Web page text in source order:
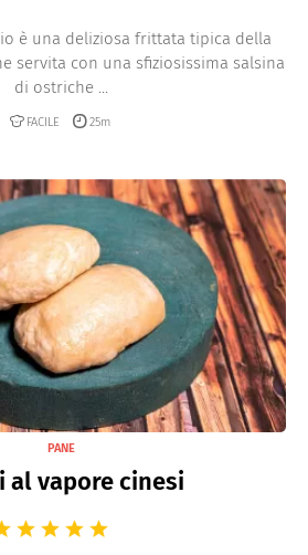
è una deliziosa frittata tipica della
servita con una sfiziosissima salsina
di ostriche ...
FACILE 25m
PANE
al vapore cinesi